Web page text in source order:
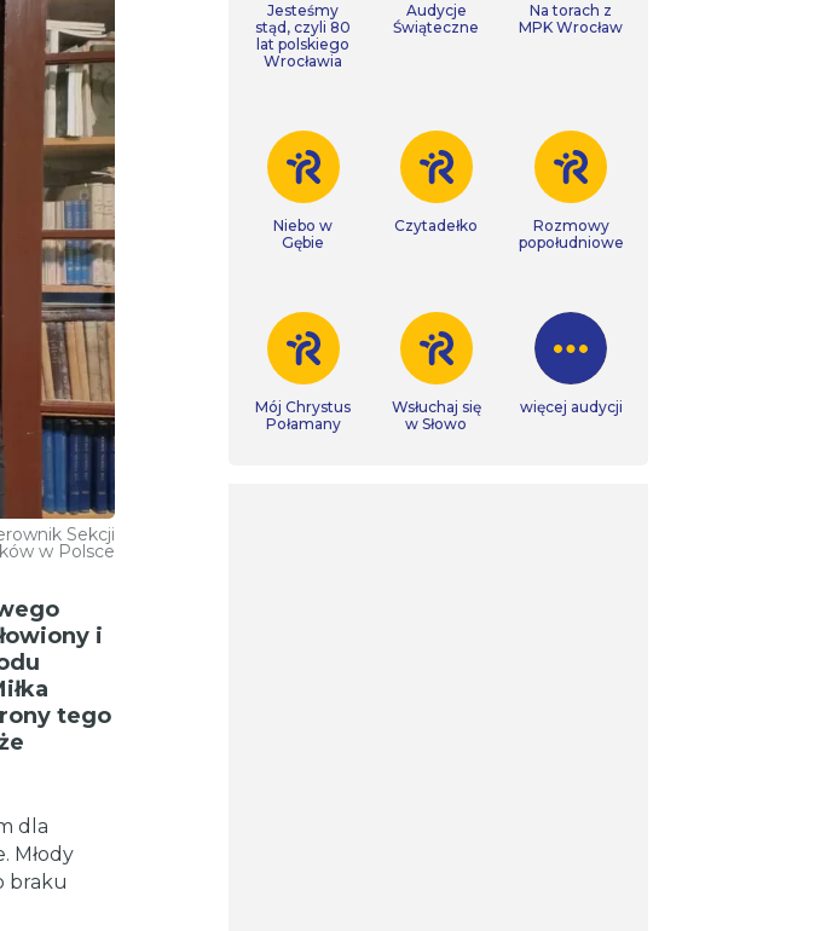
Sekcji
w Polsce
i
tego
dla
Młody
braku
Jesteśmy
stąd, czyli 80
lat polskiego
Wrocławia
Audycje
Świąteczne
Na torach z
MPK Wrocław
Niebo w
Gębie
Czytadełko
Rozmowy
popołudniowe
Mój Chrystus
Połamany
Wsłuchaj się
w Słowo
więcej audycji